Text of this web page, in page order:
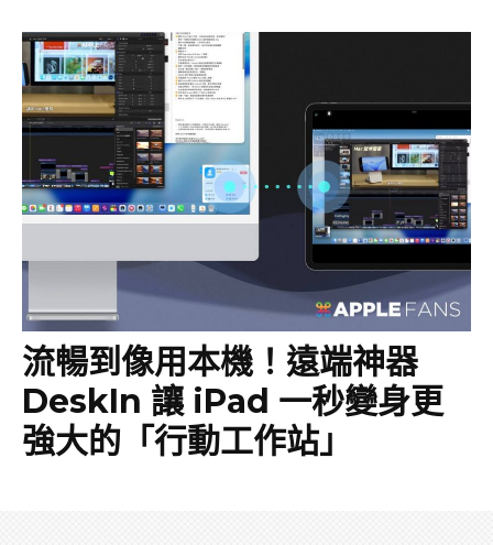
流暢到像用本機！遠端神器
DeskIn 讓 iPad 一秒變身更
強大的「行動工作站」